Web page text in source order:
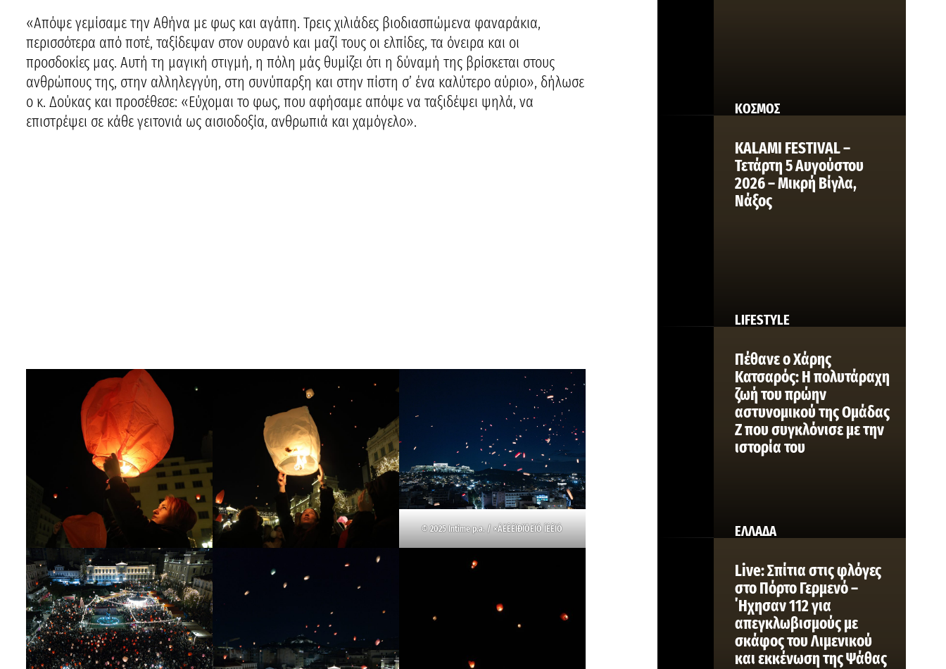
«Απόψε γεμίσαμε την Αθήνα με φως και αγάπη. Τρεις χιλιάδες βιοδιασπώμενα φαναράκια,
περισσότερα από ποτέ, ταξίδεψαν στον ουρανό και μαζί τους οι ελπίδες, τα όνειρα και οι
προσδοκίες μας. Αυτή τη μαγική στιγμή, η πόλη μάς θυμίζει ότι η δύναμή της βρίσκεται στους
ανθρώπους της, στην αλληλεγγύη, στη συνύπαρξη και στην πίστη σ’ ένα καλύτερο αύριο», δήλωσε
ο κ. Δούκας και προσέθεσε: «Εύχομαι το φως, που αφήσαμε απόψε να ταξιδέψει ψηλά, να
επιστρέψει σε κάθε γειτονιά ως αισιοδοξία, ανθρωπιά και χαμόγελο».
© 2025 Intime p.a. / ×ÁËÊÉÏÐÏÕËÏÓ ÍÉÊÏÓ
ΚΟΣΜΟΣ
LIFESTYLE
KALAMI FESTIVAL –
Τετάρτη 5 Αυγούστου
2026 – Μικρή Βίγλα,
Νάξος
ΕΛΛΑΔΑ
Πέθανε ο Χάρης
Κατσαρός: Η πολυτάραχη
ζωή του πρώην
αστυνομικού της Ομάδας
Ζ που συγκλόνισε με την
ιστορία του
Live: Σπίτια στις φλόγες
στο Πόρτο Γερμενό –
΄Ηχησαν 112 για
απεγκλωβισμούς με
σκάφος του Λιμενικού
και εκκένωση της Ψάθας